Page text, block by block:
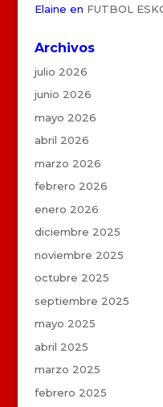
Elaine en FUTBOL
Archivos
julio 2026
junio 2026
mayo 2026
abril 2026
marzo 2026
febrero 2026
enero 2026
diciembre 2025
noviembre 2025
octubre 2025
septiembre 2025
mayo 2025
abril 2025
marzo 2025
febrero 2025